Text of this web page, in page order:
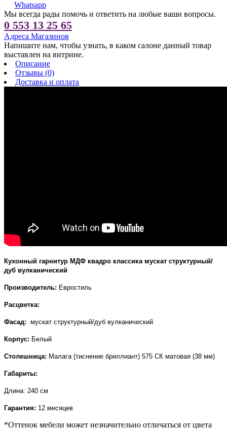
Whatsapp
Мы всегда рады помочь и ответить на любые ваши вопросы.
0 553 13 25 65
Адреса Магазинов
Напишите нам, чтобы узнать, в каком салоне данный товар
выставлен на витрине.
Описание
Отзывы (0)
Доставка и оплата
Кухонный гарнитур МДФ квадро классика мускат структурный/
дуб вулканический
Производитель: Евростиль
Расцветка:
Фасад: мускат структурный/дуб вулканический
Корпус: Белый
Столешница: Малага (тиснение бриллиант) 575 СК матовая (38 мм)
Габариты:
Длина: 240 см
Гарантия: 12 месяцев
*Оттенок мебели может незначительно отличаться от цвета